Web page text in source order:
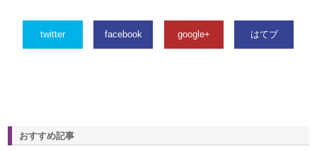
twitter facebook google+ はてブ
おすすめ記事